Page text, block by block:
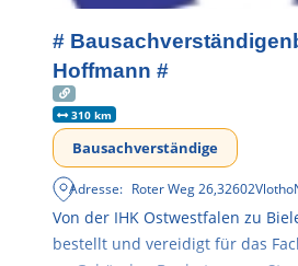
#
Hoffmann #
310 km
Bausachverständige
Adresse: Roter Weg 26,32602Vlotho
Von der IHK Ostwestfalen zu
bestellt und vereidigt für das